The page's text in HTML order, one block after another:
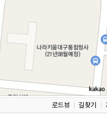
로드뷰 길찾기